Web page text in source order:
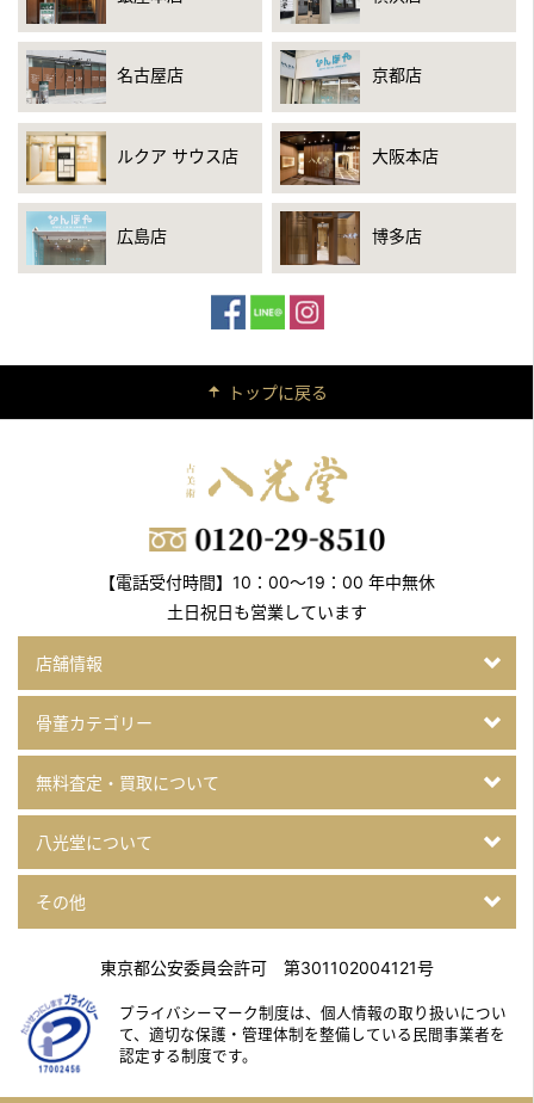
名古屋店 京都店
ルクア サウス店 大阪本店
広島店 博多店
トップに戻る
【電話受付時間】10：00～19：00 年中無休
土日祝日も営業しています
店舗情報
骨董カテゴリー
無料査定・買取について
八光堂について
その他
東京都公安委員会許可 第301102004121号
プライバシーマーク制度は、個人情報の取り扱いについ
て、適切な保護・管理体制を整備している民間事業者を
認定する制度です。